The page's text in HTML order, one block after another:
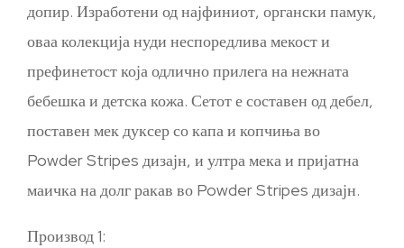
допир. Изработени од најфиниот, органски памук,
оваа колекција нуди неспоредлива мекост и
префинетост која одлично прилега на нежната
бебешка и детска кожа. Сетот е составен од дебел,
поставен мек дуксер со капа и копчиња во
Powder Stripes дизајн, и ултра мека и пријатна
маичка на долг ракав во Powder Stripes дизајн.
Производ 1: